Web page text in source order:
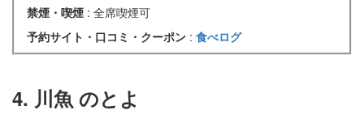
禁煙・喫煙 : 全席喫煙可
予約サイト・口コミ・クーポン : 食べログ
4. 川魚 のとよ